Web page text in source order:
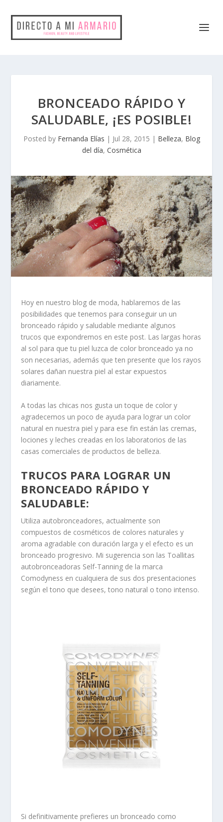
BRONCEADO RÁPIDO Y
SALUDABLE, ¡ES POSIBLE!
Posted by Fernanda Elías | Jul 28, 2015 | Belleza, Blog
del día, Cosmética
Hoy en nuestro blog de moda, hablaremos de las
posibilidades que tenemos para conseguir un un
bronceado rápido y saludable mediante algunos
trucos que expondremos en este post. Las largas horas
al sol para que tu piel luzca de color bronceado ya no
son necesarias, además que ten presente que los rayos
solares dañan nuestra piel al estar expuestos
diariamente.
A todas las chicas nos gusta un toque de color y
agradecemos un poco de ayuda para lograr un color
natural en nuestra piel y para ese fin están las cremas,
lociones y leches creadas en los laboratorios de las
casas comerciales de productos de belleza.
TRUCOS PARA LOGRAR UN
BRONCEADO RÁPIDO Y
SALUDABLE:
Utiliza autobronceadores, actualmente son
compuestos de cosméticos de colores naturales y
aroma agradable con duración larga y el efecto es un
bronceado progresivo. Mi sugerencia son las Toallitas
autobronceadoras Self-Tanning de la marca
Comodyness en cualquiera de sus dos presentaciones
según el tono que desees, tono natural o tono intenso.
Si definitivamente prefieres un bronceado como